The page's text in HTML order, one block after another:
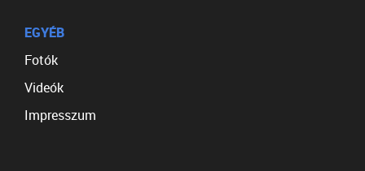
EGYÉB
Fotók
Videók
Impresszum